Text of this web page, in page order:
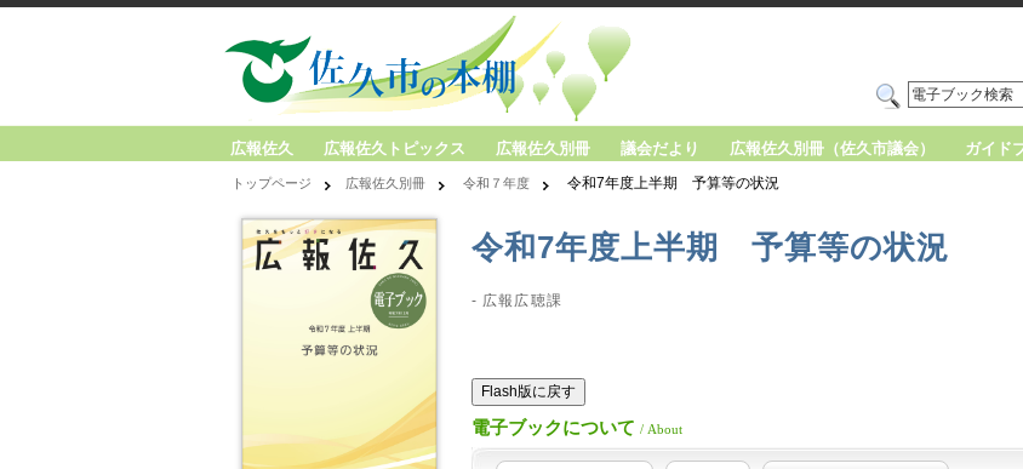
広報佐久 広報佐久トピックス 広報佐久別冊 議会だより 広報佐久別冊（佐久市議会） ガイド
トップページ 広報佐久別冊 令和７年度 令和7年度上半期 予算等の状況
令和7年度上半期 予算等の状況
- 広報広聴課
Flash版に戻す
電子ブックについて / About